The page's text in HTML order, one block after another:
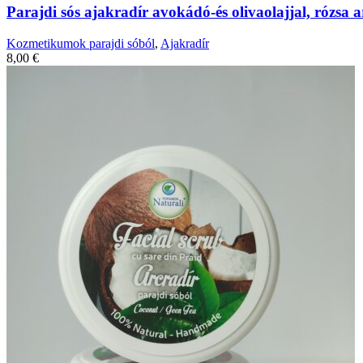
Parajdi sós ajakradír avokádó-és olivaolajjal, rózsa
Kozmetikumok parajdi sóból, Ajakradír
8,00 €